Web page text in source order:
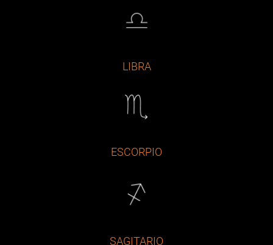
LIBRA
ESCORPIO
SAGITARIO